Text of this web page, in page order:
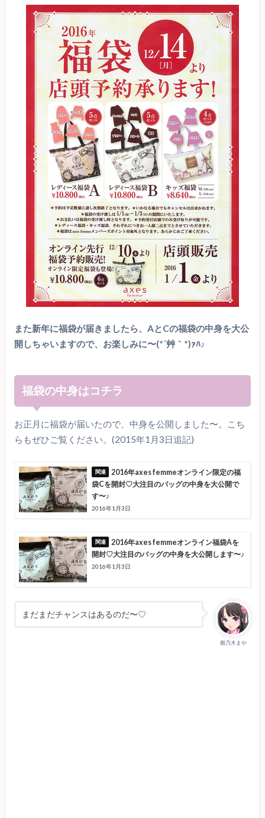
また新年に福袋が届きましたら、AとCの福袋の中身を大公
開しちゃいますので、お楽しみに〜(*´艸｀*)ｧﾊ♪
福袋の中身はコチラ
お正月に福袋が届いたので、中身を公開しました〜。こち
らもぜひご覧ください。(2015年1月3日追記)
2016年axes femmeオンライン限定の福
袋Cを開封♡大注目のバッグの中身を大公開で
す〜♪
2016年1月3日
2016年axes femmeオンライン福袋Aを
開封♡大注目のバッグの中身を大公開します〜♪
2016年1月3日
雛乃木まや
まだまだチャンスはあるのだ〜♡